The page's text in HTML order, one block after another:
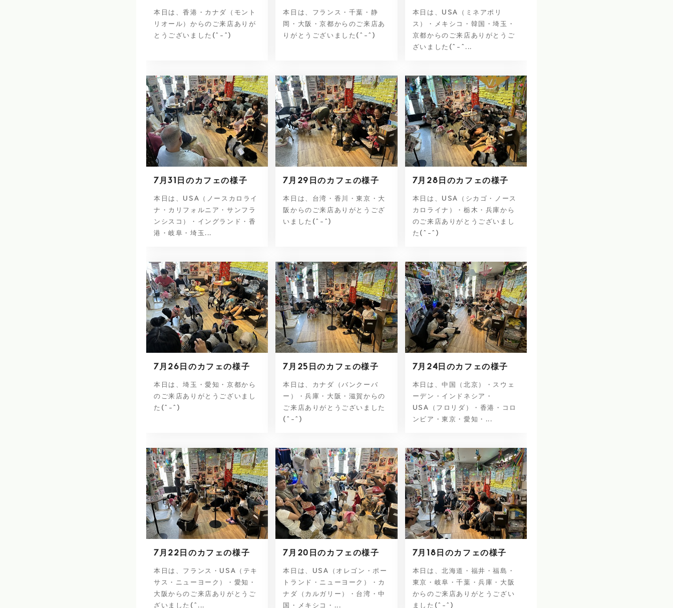
本日は、香港・カナダ（モント
リオール）からのご来店ありが
とうございました(^-^)
本日は、フランス・千葉・静
岡・大阪・京都からのご来店あ
りがとうございました(^-^)
本日は、USA（ミネアポリ
ス）・メキシコ・韓国・埼玉・
京都からのご来店ありがとうご
ざいました(^-^...
7月31日のカフェの様子
本日は、USA（ノースカロライ
ナ・カリフォルニア・サンフラ
ンシスコ）・イングランド・香
港・岐阜・埼玉...
7月29日のカフェの様子
本日は、台湾・香川・東京・大
阪からのご来店ありがとうござ
いました(^-^)
7月28日のカフェの様子
本日は、USA（シカゴ・ノース
カロライナ）・栃木・兵庫から
のご来店ありがとうございまし
た(^-^)
7月26日のカフェの様子
本日は、埼玉・愛知・京都から
のご来店ありがとうございまし
た(^-^)
7月25日のカフェの様子
本日は、カナダ（バンクーバ
ー）・兵庫・大阪・滋賀からの
ご来店ありがとうございました
(^-^)
7月24日のカフェの様子
本日は、中国（北京）・スウェ
ーデン・インドネシア・
USA（フロリダ）・香港・コロ
ンビア・東京・愛知・...
7月22日のカフェの様子
本日は、フランス・USA（テキ
サス・ニューヨーク）・愛知・
大阪からのご来店ありがとうご
ざいました(^...
7月20日のカフェの様子
本日は、USA（オレゴン・ポー
トランド・ニューヨーク）・カ
ナダ（カルガリー）・台湾・中
国・メキシコ・...
7月18日のカフェの様子
本日は、北海道・福井・福島・
東京・岐阜・千葉・兵庫・大阪
からのご来店ありがとうござい
ました(^-^)